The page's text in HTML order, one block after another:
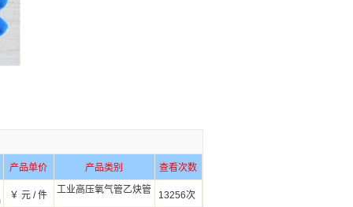
产品单价 产品类别
查看次数
￥ 元 / 件 工业高压氧气管乙炔管 13256次